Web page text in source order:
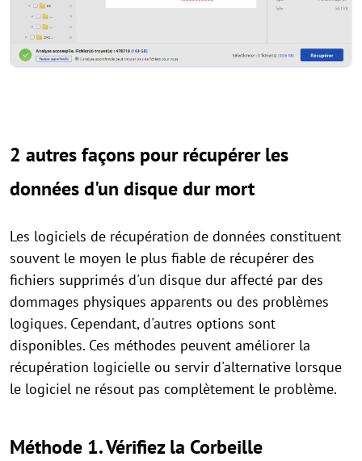
2 autres façons pour récupérer les
données d'un disque dur mort
Les logiciels de récupération de données constituent
souvent le moyen le plus fiable de récupérer des
fichiers supprimés d'un disque dur affecté par des
dommages physiques apparents ou des problèmes
logiques. Cependant, d'autres options sont
disponibles. Ces méthodes peuvent améliorer la
récupération logicielle ou servir d'alternative lorsque
le logiciel ne résout pas complètement le problème.
Méthode 1. Vérifiez la Corbeille